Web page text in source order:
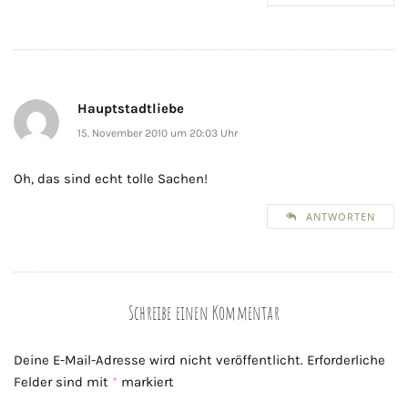
Hauptstadtliebe
15. November 2010 um 20:03 Uhr
Oh, das sind echt tolle Sachen!
ANTWORTEN
Schreibe einen Kommentar
Deine E-Mail-Adresse wird nicht veröffentlicht. Erforderliche
Felder sind mit * markiert